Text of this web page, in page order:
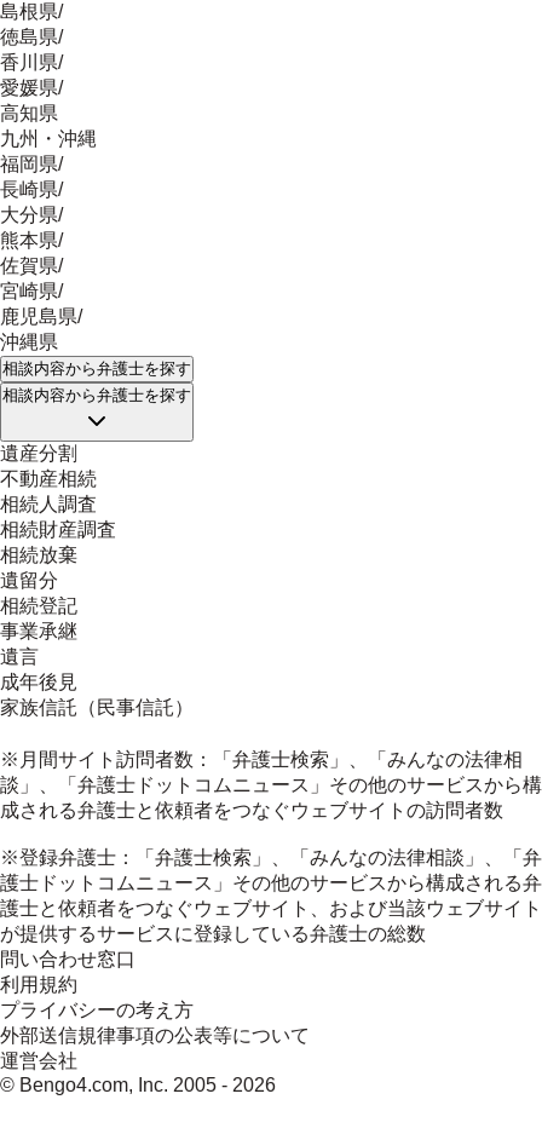
島根県/
徳島県/
香川県/
愛媛県/
高知県
九州・沖縄
福岡県/
長崎県/
大分県/
熊本県/
佐賀県/
宮崎県/
鹿児島県/
沖縄県
相談内容から弁護士を探す
相談内容から弁護士を探す
遺産分割
不動産相続
相続人調査
相続財産調査
相続放棄
遺留分
相続登記
事業承継
遺言
成年後見
家族信託（民事信託）
※月間サイト訪問者数：「弁護士検索」、「みんなの法律相
談」、「弁護士ドットコムニュース」その他のサービスから構
成される弁護士と依頼者をつなぐウェブサイトの訪問者数
※登録弁護士：「弁護士検索」、「みんなの法律相談」、「弁
護士ドットコムニュース」その他のサービスから構成される弁
護士と依頼者をつなぐウェブサイト、および当該ウェブサイト
が提供するサービスに登録している弁護士の総数
問い合わせ窓口
利用規約
プライバシーの考え方
外部送信規律事項の公表等について
運営会社
© Bengo4.com, Inc. 2005 - 2026